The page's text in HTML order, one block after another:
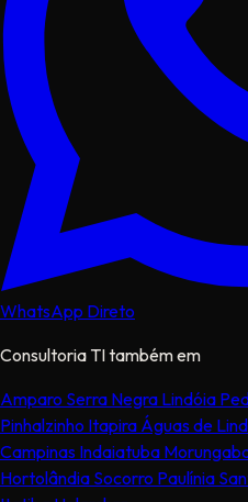
WhatsApp Direto
Consultoria TI também em
Amparo Serra Negra Lindóia
Pinhalzinho Itapira Águas de
Campinas Indaiatuba
Hortolândia Socorro Paulínia